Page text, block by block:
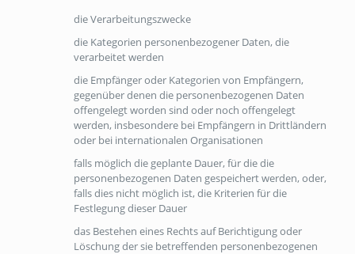
die Verarbeitungszwecke
die Kategorien personenbezogener Daten, die
verarbeitet werden
die Empfänger oder Kategorien von Empfängern,
gegenüber denen die personenbezogenen Daten
offengelegt worden sind oder noch offengelegt
werden, insbesondere bei Empfängern in Drittländern
oder bei internationalen Organisationen
falls möglich die geplante Dauer, für die die
personenbezogenen Daten gespeichert werden, oder,
falls dies nicht möglich ist, die Kriterien für die
Festlegung dieser Dauer
das Bestehen eines Rechts auf Berichtigung oder
Löschung der sie betreffenden personenbezogenen